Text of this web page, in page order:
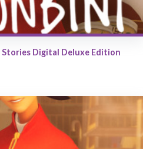
Stories Digital Deluxe Edition